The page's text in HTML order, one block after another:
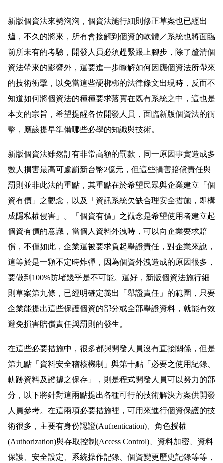
新版個資法來勢洶洶，個資法施行細則修正草案也已經出
爐，不久的將來，所有會接觸到個資的軟體／系統也將面臨
前所未有的考驗，開發人員必須趕緊跟上腳步，除了釐清個
資法帶來的影響外，還要進一步瞭解如何因應個資法所帶來
的技術衝擊，以免當這些硬梆梆的法律條文出現時，反而不
知道如何將個資法的種種要求落實在既有系統之中，這也是
本文的宗旨，希望提醒各位開發人員，面臨新版個資法的衝
擊，應該提早準備哪些必學的知識與技術。
新版個資法雖然訂有非常高額的罰款，同一原因事實造成多
數人損害最高可處罰新台幣2億元，但這些損害賠償責任與
罰則並非此法的重點，其重點在於希望民眾與企業建立「個
資有價」之觀念，以及「資訊系統欠缺合理安全措施，即構
成隱私權侵害」。「個資有價」之觀念是希望使用者建立起
個資有價的意識，當個人資料外洩時，可以向企業要求賠
償，不僅如此，企業還被要求負起舉證責任，對企業來說，
這等於是一顆不定時炸彈，因為個資外洩造成的原因很多，
要做到100%防堵幾乎是不可能。還好，新版個資法施行細
則草案第九條，已經明確定義出「舉證責任」的範圍，只要
企業能提出這些保護個資的部分或全部舉證資料，就能有效
避免損害賠償責任與罰則的發生。
在這些必要措施中，很多都與開發人員沒有直接關係，但是
第九點「資料安全稽核機制」與第十點「必要之使用紀錄、
軌跡資料及證據之保存」，則是程式開發人員可以努力的部
分，以下將針對這兩點提出各種可行的技術解決方案供開發
人員參考。在這兩項必要措施裡，可用來進行個資保護的技
術很多，主要有身份認證(Authentication)、角色授權
(Authorization)與存取控制(Access Control)、資料加密、資料
保護、安全設定、系統操作記錄、個資變更歷史記錄等等，